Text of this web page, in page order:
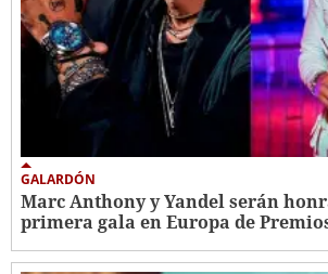
GALARDÓN
Marc Anthony y Yandel serán
primera gala en Europa de